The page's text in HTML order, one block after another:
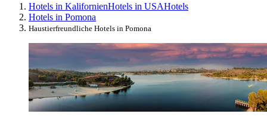
Hotels in KalifornienHotels in USAHotels
Hotels in Pomona
Haustierfreundliche Hotels in Pomona